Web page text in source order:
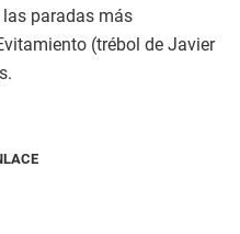
paradas más
(trébol de Javier